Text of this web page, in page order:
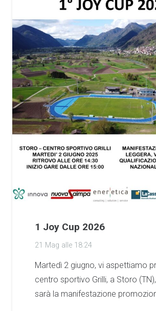
1 Joy Cup 2026
21 Mag alle 18:24
Martedì 2 giugno, vi aspettiamo
centro sportivo Grilli, a Storo
sarà la manifestazione